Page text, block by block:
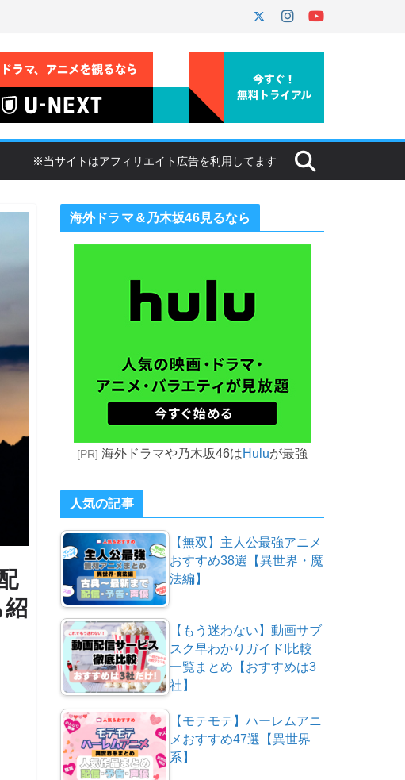
紹
海外ドラマ＆乃木坂46見るなら
[PR] 海外ドラマや乃木坂46はHuluが最強
人気の記事
【無双】主人公最強アニメ
おすすめ38選【異世界・魔
法編】
【もう迷わない】動画サブ
スク早わかりガイド!比較
一覧まとめ【おすすめは3
社】
【モテモテ】ハーレムアニ
メおすすめ47選【異世界
系】